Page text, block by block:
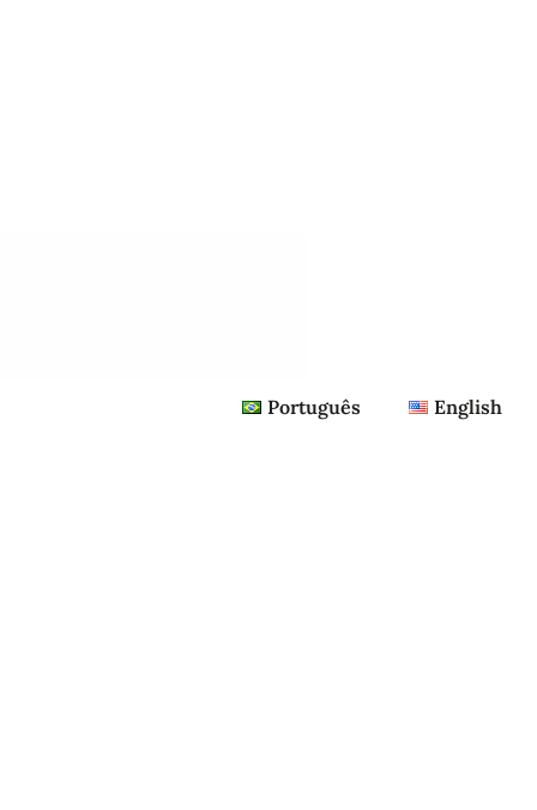
Português English